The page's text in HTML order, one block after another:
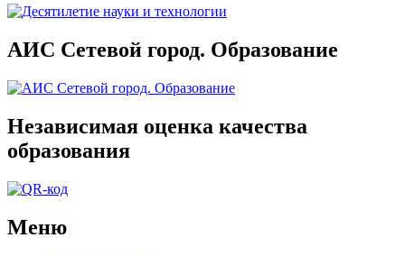
АИС Сетевой город. Образование
Независимая оценка качества
образования
Меню